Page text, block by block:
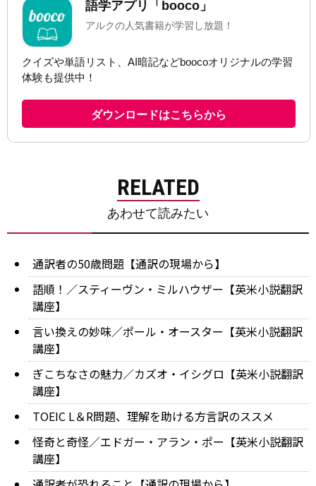
RELATED
あわせて読みたい
通訳者の50歳問題【通訳の現場から】
語順！／スティーヴン・ミルハウザー【英米小説翻訳
講座】
言い換えの妙味／ポール・オースター【英米小説翻訳
講座】
ぎこちなさの魅力／カズオ・イシグロ【英米小説翻訳
講座】
TOEIC L＆R問題、理解を助ける方言訳のススメ
怪奇と奇怪／エドガー・アラン・ポー【英米小説翻訳
講座】